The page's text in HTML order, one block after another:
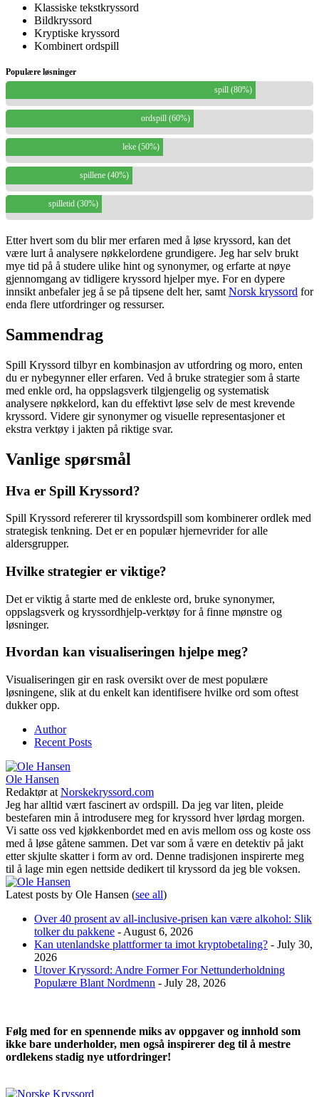
Klassiske tekstkryssord
Bildkryssord
Kryptiske kryssord
Kombinert ordspill
Populære løsninger
spill (80%)
ordspill (60%)
leke (50%)
spillene (40%)
spilletid (30%)
Etter hvert som du blir mer erfaren med å løse kryssord, kan det
være lurt å analysere nøkkelordene grundigere. Jeg har selv brukt
mye tid på å studere ulike hint og synonymer, og erfarte at nøye
gjennomgang av tidligere kryssord hjelper mye. For en dypere
innsikt anbefaler jeg å se på tipsene delt her, samt Norsk kryssord for
enda flere utfordringer og ressurser.
Sammendrag
Spill Kryssord tilbyr en kombinasjon av utfordring og moro, enten
du er nybegynner eller erfaren. Ved å bruke strategier som å starte
med enkle ord, ha oppslagsverk tilgjengelig og systematisk
analysere nøkkelord, kan du effektivt løse selv de mest krevende
kryssord. Videre gir synonymer og visuelle representasjoner et
ekstra verktøy i jakten på riktige svar.
Vanlige spørsmål
Hva er Spill Kryssord?
Spill Kryssord refererer til kryssordspill som kombinerer ordlek med
strategisk tenkning. Det er en populær hjernevrider for alle
aldersgrupper.
Hvilke strategier er viktige?
Det er viktig å starte med de enkleste ord, bruke synonymer,
oppslagsverk og kryssordhjelp-verktøy for å finne mønstre og
løsninger.
Hvordan kan visualiseringen hjelpe meg?
Visualiseringen gir en rask oversikt over de mest populære
løsningene, slik at du enkelt kan identifisere hvilke ord som oftest
dukker opp.
Author
Recent Posts
Ole Hansen
Redaktørat Norskekryssord.com
Jeg har alltid vært fascinert av ordspill. Da jeg var liten, pleide
bestefaren min å introdusere meg for kryssord hver lørdag morgen.
Vi satte oss ved kjøkkenbordet med en avis mellom oss og koste oss
med å løse gåtene sammen. Det var som å være en detektiv på jakt
etter skjulte skatter i form av ord. Denne tradisjonen inspirerte meg
til å lage min egen nettside dedikert til kryssord da jeg ble voksen.
Latest posts by Ole Hansen (see all)
Over 40 prosent av all-inclusive-prisen kan være alkohol: Slik
tolker du pakkene - August 6, 2026
Kan utenlandske plattformer ta imot kryptobetaling? - July 30,
2026
Utover Kryssord: Andre Former For Nettunderholdning
Populære Blant Nordmenn - July 28, 2026
Følg med for en spennende miks av oppgaver og innhold som
ikke bare underholder, men også inspirerer deg til å mestre
ordlekens stadig nye utfordringer!